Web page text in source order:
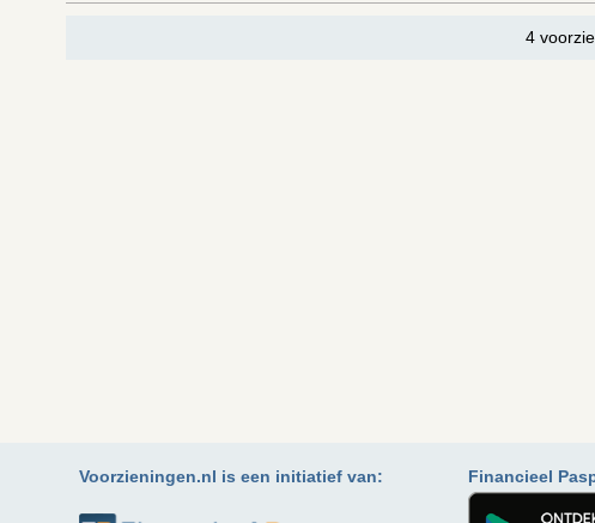
4
Voorzieningen.nl is een initiatief van: Financieel